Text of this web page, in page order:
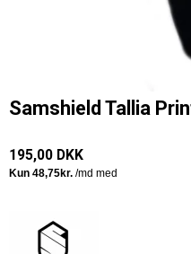
Samshield Tallia
195,00 DKK